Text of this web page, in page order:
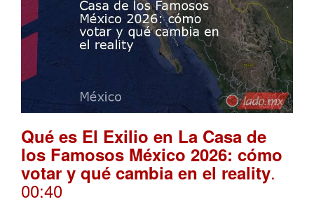
Qué es El Exilio en La Casa de
los Famosos México 2026: cómo
votar y qué cambia en el reality.
00:40